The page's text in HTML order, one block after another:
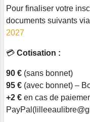
Pour finaliser votre
documents suivants
2027
💳 Cotisation :
90 € (sans bonnet)
95 € (avec bonnet) –
+2 € en cas de